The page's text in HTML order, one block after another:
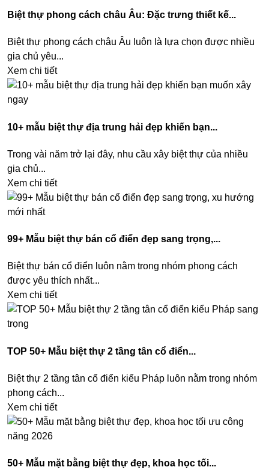
Biệt thự phong cách châu Âu: Đặc trưng thiết kế...
Biệt thự phong cách châu Âu luôn là lựa chọn được nhiều
gia chủ yêu...
Xem chi tiết
10+ mẫu biệt thự địa trung hải đẹp khiến bạn...
Trong vài năm trở lại đây, nhu cầu xây biệt thự của nhiều
gia chủ...
Xem chi tiết
99+ Mẫu biệt thự bán cổ điển đẹp sang trọng,...
Biệt thự bán cổ điển luôn nằm trong nhóm phong cách
được yêu thích nhất...
Xem chi tiết
TOP 50+ Mẫu biệt thự 2 tầng tân cổ điển...
Biệt thự 2 tầng tân cổ điển kiểu Pháp luôn nằm trong nhóm
phong cách...
Xem chi tiết
50+ Mẫu mặt bằng biệt thự đẹp, khoa học tối...